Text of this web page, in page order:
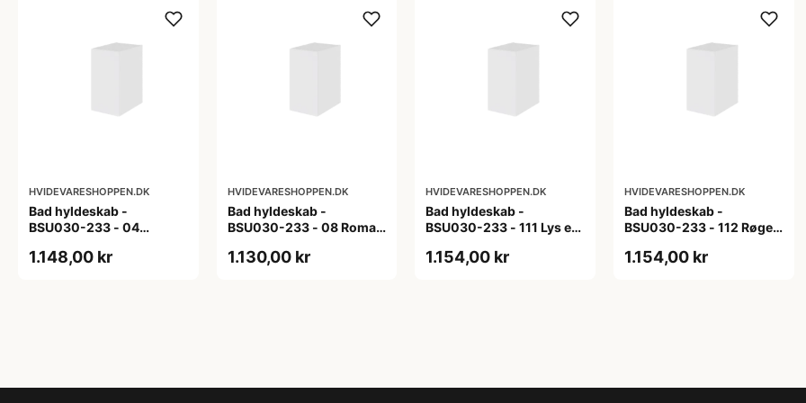
HVIDEVARESHOPPEN.DK
Bad hyldeskab -
BSU030-233 - 04
1.148,00 kr
HVIDEVARESHOPPEN.DK
Bad hyldeskab -
BSU030-233 - 08 Roma -
1.130,00 kr
HVIDEVARESHOPPEN.DK
Bad hyldeskab -
BSU030-233 - 111 Lys eg
1.154,00 kr
HVIDEVARESHOPPEN.DK
Bad hyldeskab -
BSU030-233 - 112 Røget
1.154,00 kr